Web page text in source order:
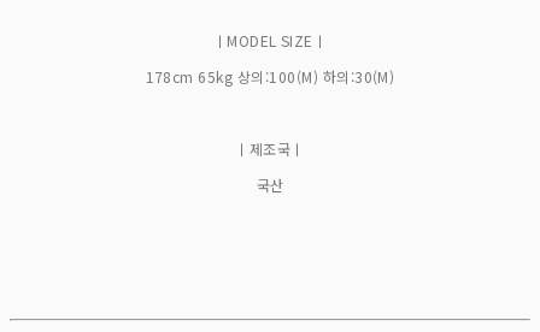
ㅣMODEL SIZEㅣ
178cm 65kg 상의:100(M) 하의:30(M)
ㅣ제조국ㅣ
국산